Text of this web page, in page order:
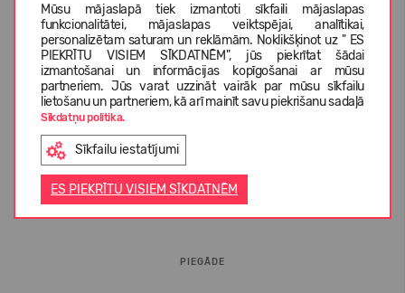
Mūsu mājaslapā tiek izmantoti sīkfaili mājaslapas
funkcionalitātei, mājaslapas veiktspējai, analītikai,
personalizētam saturam un reklāmām. Noklikšķinot uz " ES
PIEKRĪTU VISIEM SĪKDATNĒM", jūs piekrītat šādai
izmantošanai un informācijas kopīgošanai ar mūsu
partneriem. Jūs varat uzzināt vairāk par mūsu sīkfailu
lietošanu un partneriem, kā arī mainīt savu piekrišanu sadaļā
Sīkdatņu politika.
Sīkfailu iestatījumi
ES PIEKRĪTU VISIEM SĪKDATNĒM
INFORMĀCIJA PIRCĒJIEM
PIEGĀDE